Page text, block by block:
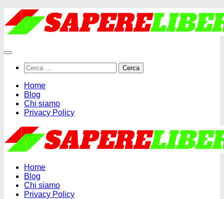
Salta
al
contenuto
Ricerca
per:
Home
Blog
Chi siamo
Privacy Policy
Home
Blog
Chi siamo
Privacy Policy